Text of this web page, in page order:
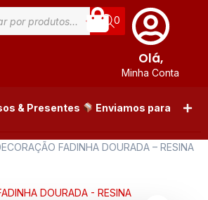
Olá,
Minha Conta
0
& Presentes
Enviamos para
FADINHA DOURADA – RESINA